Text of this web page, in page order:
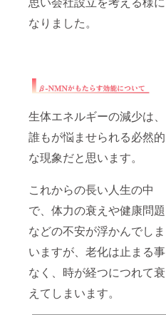
なりました。
生体エネルギーの減少は、
誰もが悩ませられる必然的
な現象だと思います。
これからの長い人生の中
で、体力の衰えや健康問題
などの不安が浮かんでしま
いますが、老化は止まる事
なく、時が経つにつれて衰
えてしまいます。